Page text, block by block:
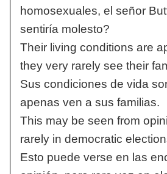
homosexuales, el señor
sentiría molesto?
Their living conditions are
they very rarely see their
Sus condiciones de vida
apenas ven a sus familias.
This may be seen from
rarely in democratic
Esto puede verse en las